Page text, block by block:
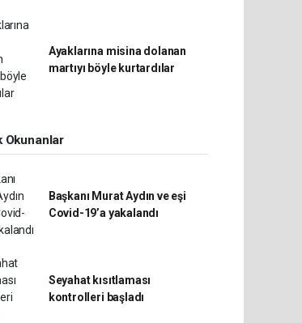
Ayaklarına misina dolanan
martıyı böyle kurtardılar
Okunanlar
Başkanı Murat Aydın ve eşi
Covid-19’a yakalandı
Seyahat kısıtlaması
kontrolleri başladı